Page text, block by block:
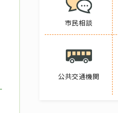
市民相談
公共交通機関